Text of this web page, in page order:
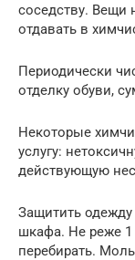
соседству. Вещи
отдавать в
Периодически
отделку обуви,
Некоторые
услугу:
действующую
Защитить одежду
шкафа. Не реже 1
перебирать.